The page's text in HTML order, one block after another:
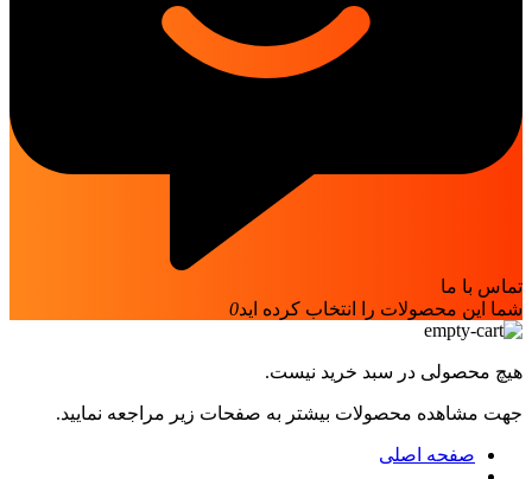
تماس با ما
شما این محصولات را انتخاب کرده اید0
هیچ محصولی در سبد خرید نیست.
جهت مشاهده محصولات بیشتر به صفحات زیر مراجعه نمایید.
صفحه اصلی